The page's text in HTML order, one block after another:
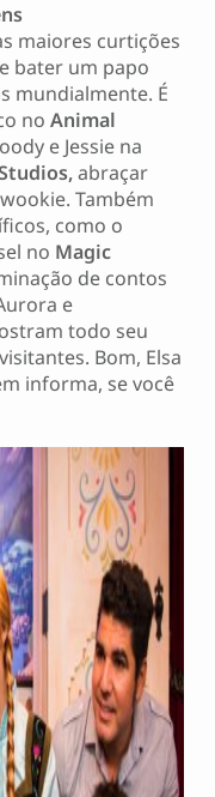
maiores curtições
bater um papo
mundialmente. É
no Animal
e Jessie na
abraçar
Também
como o
no Magic
de contos
e
todo seu
Bom, Elsa
informa, se você